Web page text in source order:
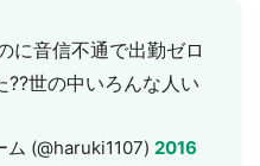
に音信不通で出勤ゼロ
??世の中いろんな人い
(@haruki1107) 2016